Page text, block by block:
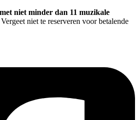
niet minder dan 11 muzikale
Vergeet niet te reserveren voor betalende